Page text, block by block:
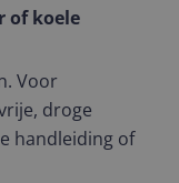
of koele
Voor
droge
handleiding of